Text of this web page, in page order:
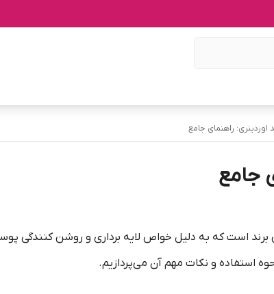
اوردینری: راهنمای جامع
جامع
است که به دلیل خواص لایه برداری و روشن کنندگی
استفاده و نکات مهم آن می‌پردازیم.